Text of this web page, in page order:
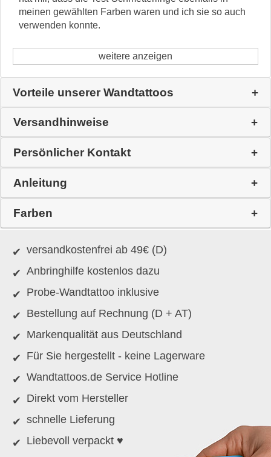
meinen gewählten Farben waren und ich sie so auch
verwenden konnte.
weitere anzeigen
Vorteile unserer Wandtattoos
Versandhinweise
Persönlicher Kontakt
Anleitung
Farben
versandkostenfrei ab 49€ (D)
Anbringhilfe kostenlos dazu
Probe-Wandtattoo inklusive
Bestellung auf Rechnung (D + AT)
Markenqualität aus Deutschland
Für Sie hergestellt - keine Lagerware
Wandtattoos.de Service Hotline
Direkt vom Hersteller
schnelle Lieferung
Liebevoll verpackt ♥